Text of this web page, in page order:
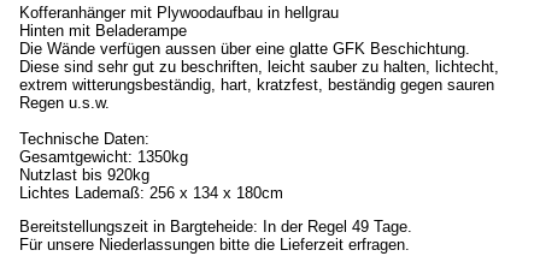
Kofferanhänger mit Plywoodaufbau in hellgrau
Hinten mit Beladerampe
Die Wände verfügen aussen über eine glatte GFK Beschichtung.
Diese sind sehr gut zu beschriften, leicht sauber zu halten, lichtecht,
extrem witterungsbeständig, hart, kratzfest, beständig gegen sauren
Regen u.s.w.
Technische Daten:
Gesamtgewicht: 1350kg
Nutzlast bis 920kg
Lichtes Lademaß: 256 x 134 x 180cm
Bereitstellungszeit in Bargteheide: In der Regel 49 Tage.
Für unsere Niederlassungen bitte die Lieferzeit erfragen.